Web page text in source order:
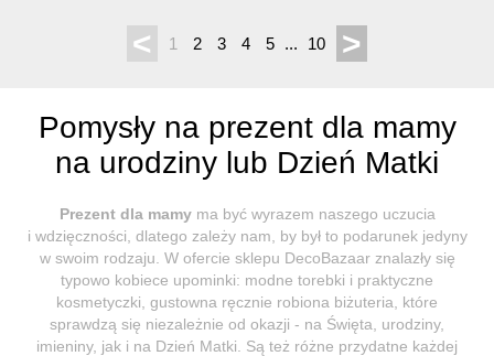
< 1 2 3 4 5 ... 10 >
Pomysły na prezent dla mamy
na urodziny lub Dzień Matki
Prezent dla mamyma być wyrazem naszego uczucia
i wdzięczności, dlatego zależy nam, by był to podarunek jedyny
w swoim rodzaju. W ofercie sklepu DecoBazaar znalazły się
typowo kobiece upominki: modne torebki i praktyczne
kosmetyczki, gustowna ręcznie robiona biżuteria, które
sprawdzą się niezależnie od okazji - na Święta, urodziny,
imieniny, jak i na Dzień Matki. Są też różne przydatne każdej